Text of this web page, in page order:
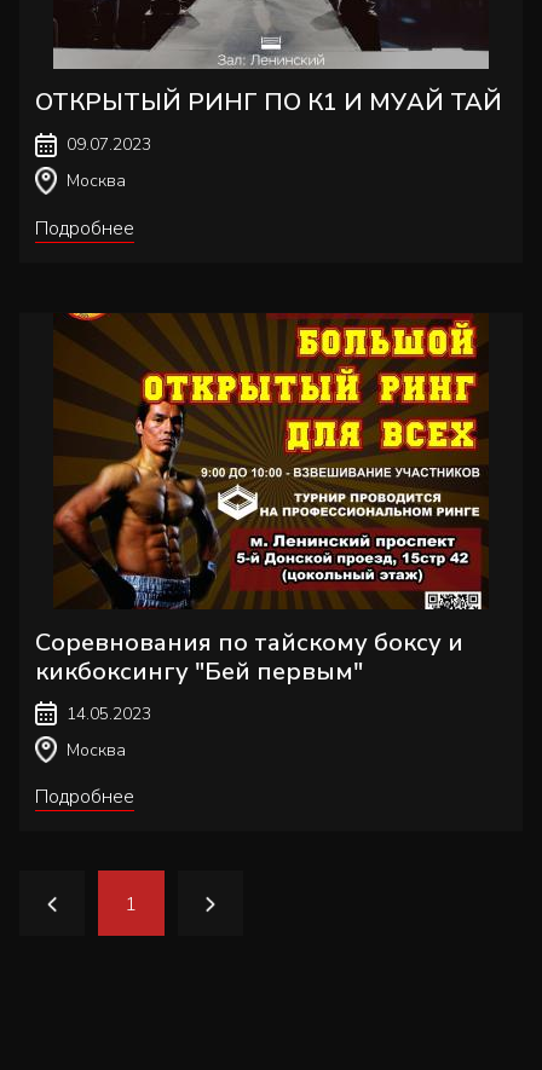
ОТКРЫТЫЙ РИНГ ПО К1 И МУАЙ ТАЙ
09.07.2023
Москва
Подробнее
Соревнования по тайскому боксу и
кикбоксингу "Бей первым"
14.05.2023
Москва
Подробнее
1